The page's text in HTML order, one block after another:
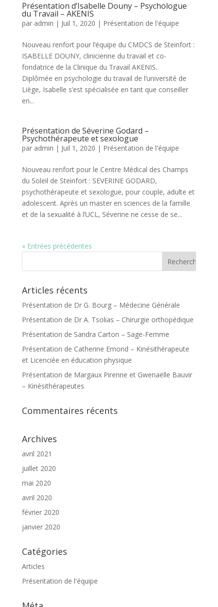
Présentation d’Isabelle Douny – Psychologue
du Travail – AKENIS
par admin | Juil 1, 2020 | Présentation de l'équipe
Nouveau renfort pour l’équipe du CMDCS de Steinfort :
ISABELLE DOUNY, clinicienne du travail et co-
fondatrice de la Clinique du Travail AKENIS.
Diplômée en psychologie du travail de l’université de
Liège, Isabelle s’est spécialisée en tant que conseiller
en...
Présentation de Séverine Godard –
Psychothérapeute et sexologue
par admin | Juil 1, 2020 | Présentation de l'équipe
Nouveau renfort pour le Centre Médical des Champs
du Soleil de Steinfort : SEVERINE GODARD,
psychothérapeute et sexologue, pour couple, adulte et
adolescent. Après un master en sciences de la famille
et de la sexualité à l’UCL, Séverine ne cesse de se...
« Entrées précédentes
Articles récents
Présentation de Dr G. Bourg – Médecine Générale
Présentation de Dr A. Tsolias – Chirurgie orthopédique
Présentation de Sandra Carton – Sage-Femme
Présentation de Catherine Emond – Kinésithérapeute
et Licenciée en éducation physique
Présentation de Margaux Pirenne et Gwenaëlle Bauvir
– Kinésithérapeutes
Commentaires récents
Archives
avril 2021
juillet 2020
mai 2020
avril 2020
février 2020
janvier 2020
Catégories
Articles
Présentation de l'équipe